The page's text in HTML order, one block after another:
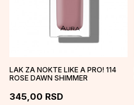
LAK ZA NOKTE LIKE A PRO! 114
ROSE DAWN SHIMMER
345,00 RSD